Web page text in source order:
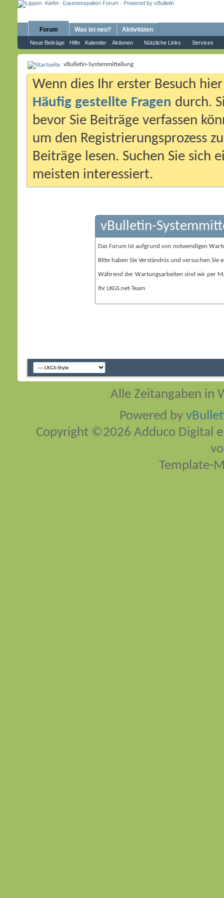
Forum
Neue Beiträge Hilfe Kalender Aktionen Nützliche Links Services
Was ist neu? Aktivitäten
vBulletin-Systemmitteilung
Wenn dies Ihr erster Besuch
Häufig gestellte Fragen durch.
bevor Sie Beiträge verfassen
um den Registrierungsprozess
Beiträge lesen. Suchen Sie sich
meisten interessiert.
vBulletin-
Das Forum ist aufgrund von notwendigen
Bitte haben Sie Verständnis und versuchen Sie
Während der Wartungsarbeiten sind wir per
Ihr LKGS.net-Team
Alle Zeitangaben in
Powered by
Copyright ©2026 Adduco Digital
Template-